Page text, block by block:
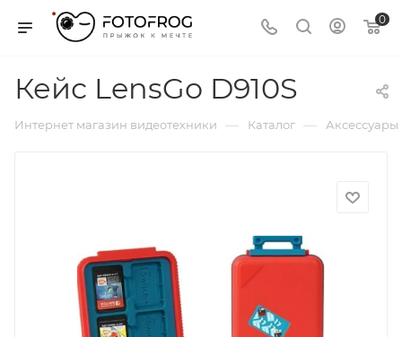
0
Кейс LensGo D910S
Интернет магазин видеотехники — Каталог — Аксессуары